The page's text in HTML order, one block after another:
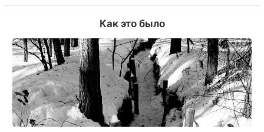
Как это было